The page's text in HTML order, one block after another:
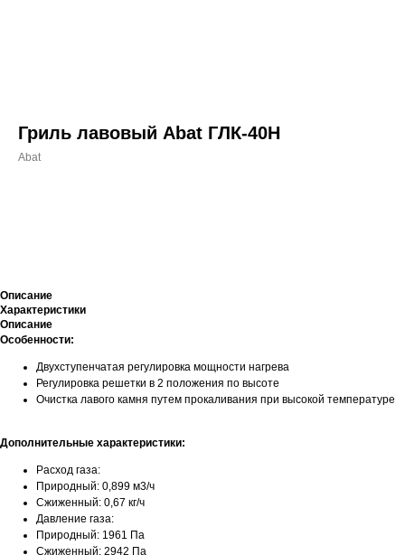
Гриль лавовый Abat ГЛК-40Н
Abat
Описание
Характеристики
Описание
Особенности:
Двухступенчатая регулировка мощности нагрева
Регулировка решетки в 2 положения по высоте
Очистка лавого камня путем прокаливания при высокой температуре
Дополнительные характеристики:
Расход газа:
Природный: 0,899 м3/ч
Сжиженный: 0,67 кг/ч
Давление газа:
Природный: 1961 Па
Сжиженный: 2942 Па